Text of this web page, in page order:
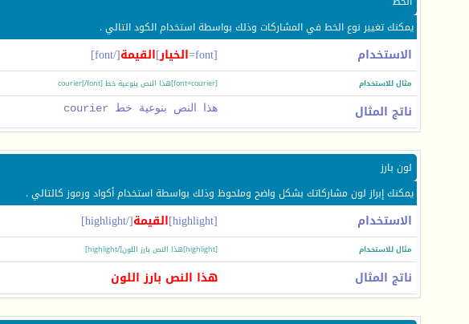
يمكنك تغيير نوع الخط في المشاركات وذلك بواسطة استخدام الكود التالي .
الاستخدام [font= الخيار]القيمة[/font]
مثال للاستخدام [font=courier]هذا النص بنوعية خط courier[/font]
ناتج المثال هذا النص بنوعية خط courier
لون بارز
يمكنك إبراز لون مشاركاتك بشكل واضح وملحوظ وذلك بواسطة استخدام أكواد ورموز كالتالي .
الاستخدام [highlight] القيمة[/highlight]
مثال للاستخدام [highlight]هذا النص بارز اللون[/highlight]
ناتج المثال هذا النص بارز اللون